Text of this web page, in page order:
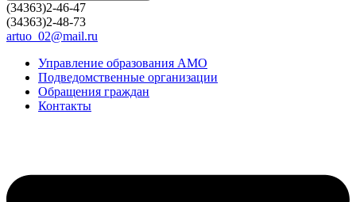
(34363)2-46-47
(34363)2-48-73
artuo_02@mail.ru
Управление образования АМО
Подведомственные организации
Обращения граждан
Контакты